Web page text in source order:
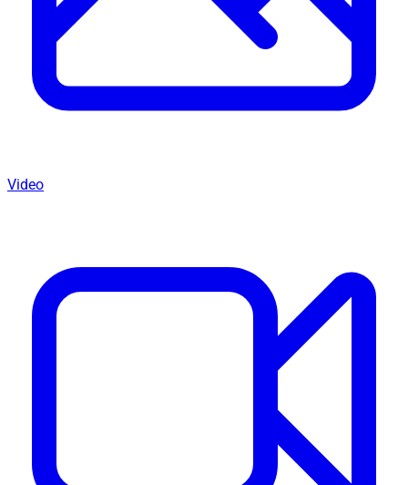
Video